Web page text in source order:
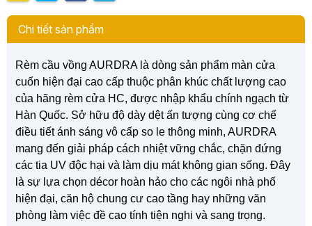
Chi tiết sản phẩm
Rèm cầu vồng AURDRA là dòng sản phẩm màn cửa
cuốn hiện đại cao cấp thuộc phân khúc chất lượng cao
của hãng rèm cửa HC, được nhập khẩu chính ngạch từ
Hàn Quốc. Sở hữu độ dày dệt ấn tượng cùng cơ chế
điều tiết ánh sáng vô cấp so le thông minh, AURDRA
mang đến giải pháp cách nhiệt vững chắc, chặn đứng
các tia UV độc hại và làm dịu mát không gian sống. Đây
là sự lựa chọn décor hoàn hảo cho các ngôi nhà phố
hiện đại, căn hộ chung cư cao tầng hay những văn
phòng làm việc đề cao tính tiện nghi và sang trọng.